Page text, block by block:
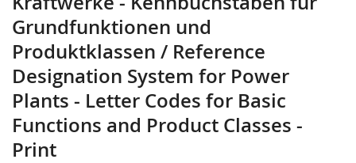
Grundfunktionen und
Produktklassen / Reference
Designation System for Power
Plants - Letter Codes for Basic
Functions and Product Classes -
Print